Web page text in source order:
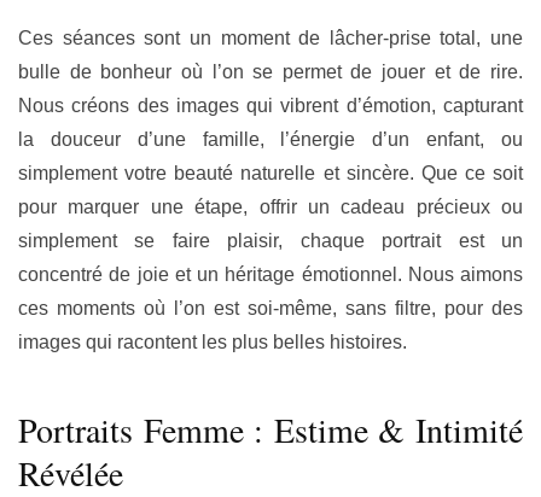
Ces séances sont un moment de lâcher-prise total, une
bulle de bonheur où l’on se permet de jouer et de rire.
Nous créons des images qui vibrent d’émotion, capturant
la douceur d’une famille, l’énergie d’un enfant, ou
simplement votre beauté naturelle et sincère. Que ce soit
pour marquer une étape, offrir un cadeau précieux ou
simplement se faire plaisir, chaque portrait est un
concentré de joieet un héritage émotionnel. Nous aimons
ces moments où l’on est soi-même, sans filtre, pour des
images qui racontent les plus belles histoires.
Portraits Femme : Estime & Intimité
Révélée